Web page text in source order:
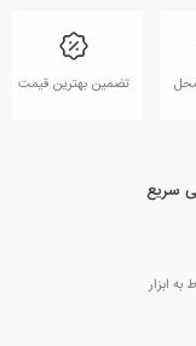
تضمین بهترین قیمت
سریع
به ابزار